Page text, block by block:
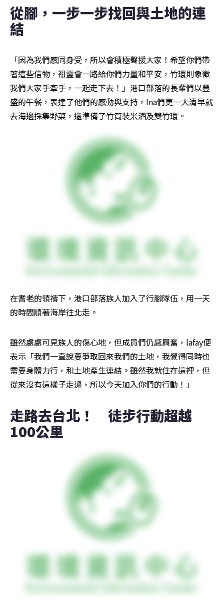
從腳，一步一步找回與土地的連
結
「因為我們感同身受，所以會積極聲援大家！希望你們帶
著這些信物，祖靈會一路給你們力量和平安，竹環則象徵
我們大家手牽手，一起走下去！」港口部落的長輩們以豐
盛的午餐，表達了他們的感動與支持，Ina們更一大清早就
去海邊採集野菜，還準備了竹筒裝米酒及雙竹環。
在耆老的領禱下，港口部落族人加入了行腳隊伍，用一天
的時間順著海岸往北走。
雖然處處可見族人的傷心地，但成員們仍感興奮，lafay便
表示「我們一直說要爭取回來我們的土地，我覺得同時也
需要身體力行，和土地產生連結。雖然我就住在這裡，但
從來沒有這樣子走過，所以今天加入你們的行動！」
走路去台北！　徒步行動超越
100公里